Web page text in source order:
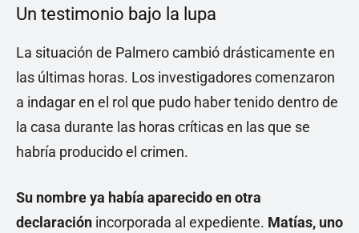
Un testimonio bajo la lupa
La situación de Palmero cambió drásticamente en
las últimas horas. Los investigadores comenzaron
a indagar en el rol que pudo haber tenido dentro de
la casa durante las horas críticas en las que se
habría producido el crimen.
Su nombre ya había aparecido en otra
declaración incorporada al expediente. Matías, uno